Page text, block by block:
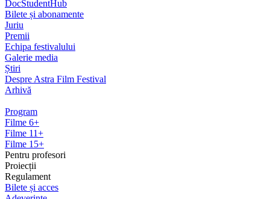
DocStudentHub
Bilete și abonamente
Juriu
Premii
Echipa festivalului
Galerie media
Știri
Despre Astra Film Festival
Arhivă
Program
Filme 6+
Filme 11+
Filme 15+
Pentru profesori
Proiecții
Regulament
Bilete și acces